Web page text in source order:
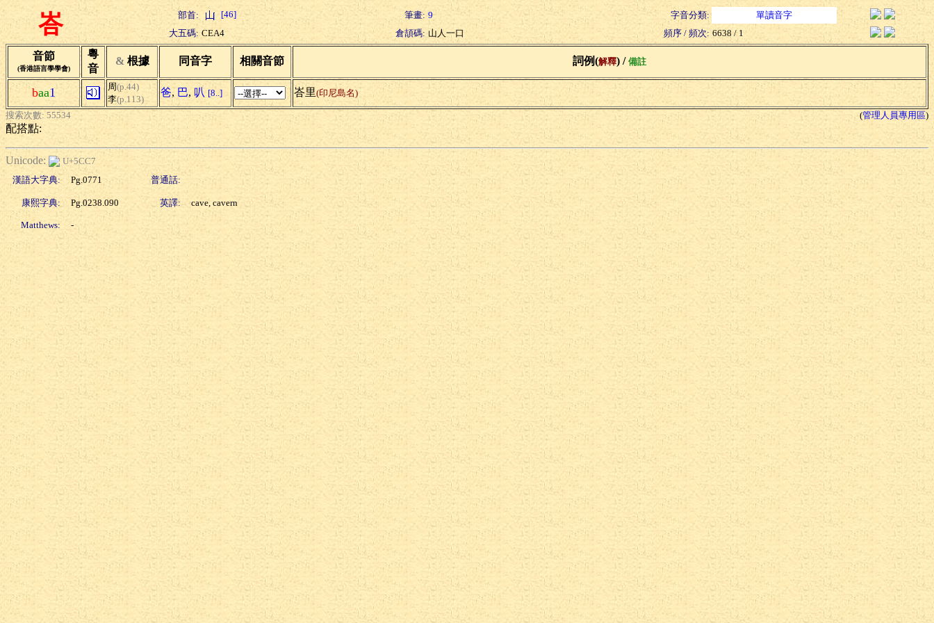
峇 部首: [46] 筆畫: 9 字音分類:
單讀音字
大五碼: CEA4 倉頡碼: 山人一口 頻序 / 頻次: 6638 / 1
音節
(香港語言學學會)
粵
音
& 根據 同音字 相關音節 詞例(解釋) / 備註
baa1 周(p.44)
李(p.113)
爸, 巴, 叭 [8..] 峇里(印尼島名)
搜索次數: 55534 (管理人員專用區)
配搭點:
Unicode:
U+5CC7
漢語大字典:
Pg.0771 普通話:
康熙字典: Pg.0238.090 英譯: cave, cavern
Matthews: -